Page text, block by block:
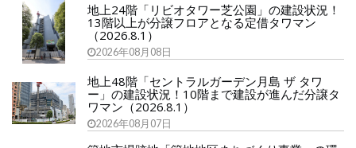
地上24階「リビオタワー芝公園」の建設状況！
13階以上が分譲フロアとなる定借タワマン
（2026.8.1）
2026年08月08日
地上48階「セントラルガーデン月島 ザ タワ
ー」の建設状況！10階まで建設が進んだ分譲タ
ワマン（2026.8.1）
2026年08月07日